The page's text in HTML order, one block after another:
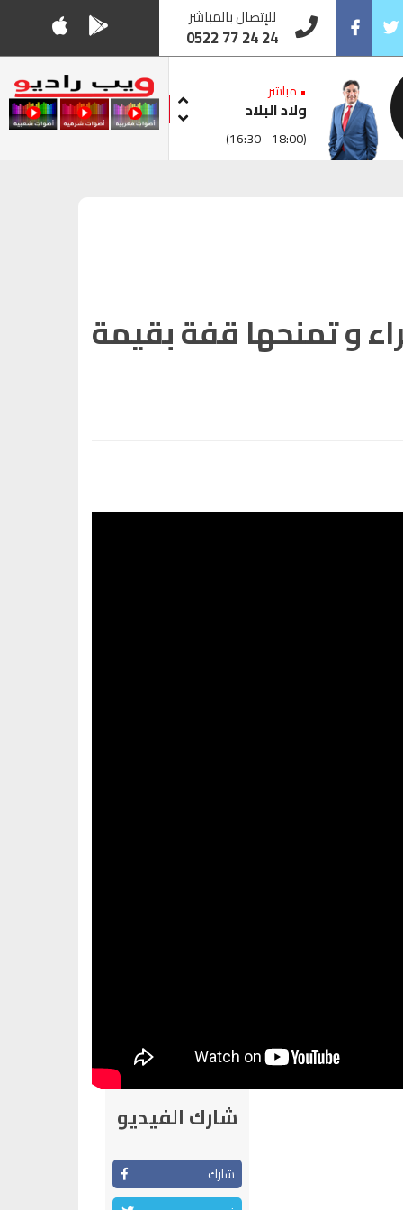
Facebook
للإتصال بالمباشر
0522 77 24 24
• مباشر
ولاد البلاد
(16:30 - 18:00)
و تمنحها قفة بقيمة
شارك الفيديو
شارك